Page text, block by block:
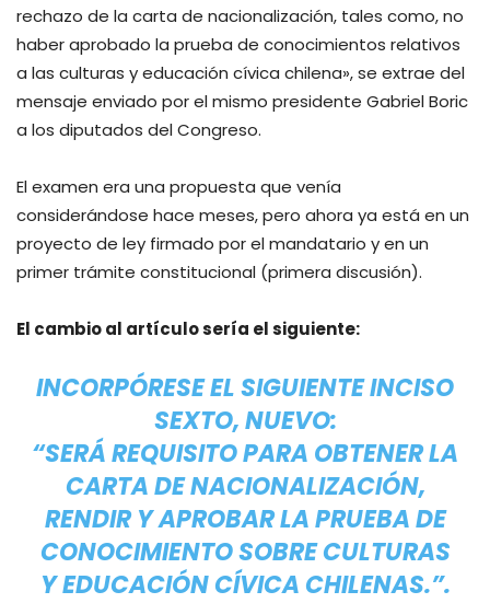
rechazo de la carta de nacionalización, tales como, no
haber aprobado la prueba de conocimientos relativos
a las culturas y educación cívica chilena», se extrae del
mensaje enviado por el mismo presidente Gabriel Boric
a los diputados del Congreso.
El examen era una propuesta que venía
considerándose hace meses, pero ahora ya está en un
proyecto de ley firmado por el mandatario y en un
primer trámite constitucional (primera discusión).
El cambio al artículo sería el siguiente:
INCORPÓRESE EL SIGUIENTE INCISO
SEXTO, NUEVO:
“SERÁ REQUISITO PARA OBTENER LA
CARTA DE NACIONALIZACIÓN,
RENDIR Y APROBAR LA PRUEBA DE
CONOCIMIENTO SOBRE CULTURAS
Y EDUCACIÓN CÍVICA CHILENAS.”.